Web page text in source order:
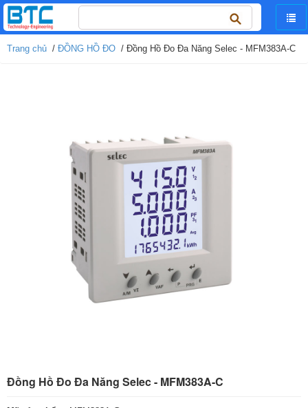
Tìm
kiếm
cho:
Trang chủ / ĐỒNG HỒ ĐO / Đồng Hồ Đo Đa Năng Selec - MFM383A-C
Đồng Hồ Đo Đa Năng Selec - MFM383A-C